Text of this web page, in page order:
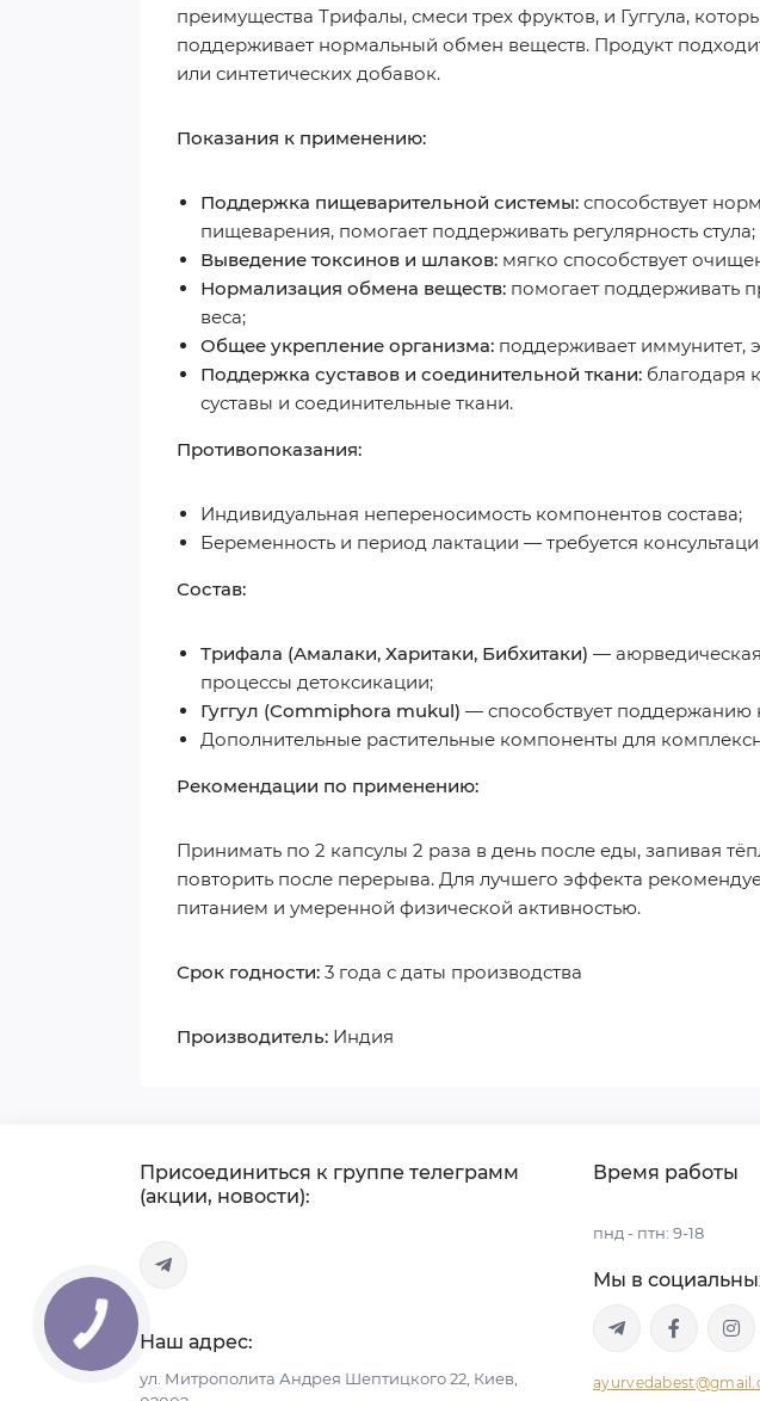
преимущества Трифалы, смеси трех фруктов, и Гуггула,
поддерживает нормальный обмен веществ. Продукт
или синтетических добавок.
Показания к применению:
Поддержка пищеварительной системы: способствует
пищеварения, помогает поддерживать регулярность стула;
Выведение токсинов и шлаков: мягко способствует
Нормализация обмена веществ: помогает поддерживать
веса;
Общее укрепление организма: поддерживает иммунитет,
Поддержка суставов и соединительной ткани: благодаря
суставы и соединительные ткани.
Противопоказания:
Индивидуальная непереносимость компонентов состава;
Беременность и период лактации — требуется
Состав:
Трифала (Амалаки, Харитаки, Бибхитаки) —
процессы детоксикации;
Гуггул (Commiphora mukul) — способствует поддержанию
Дополнительные растительные компоненты для
Рекомендации по применению:
Принимать по 2 капсулы 2 раза в день после еды, запивая
повторить после перерыва. Для лучшего эффекта
питанием и умеренной физической активностью.
Срок годности: 3 года с даты производства
Производитель: Индия
Присоединиться к группе телеграмм
(акции, новости):
Наш адрес:
ул. Митрополита Андрея Шептицкого 22, Киев,
Время работы
пнд - птн: 9-18
Мы в